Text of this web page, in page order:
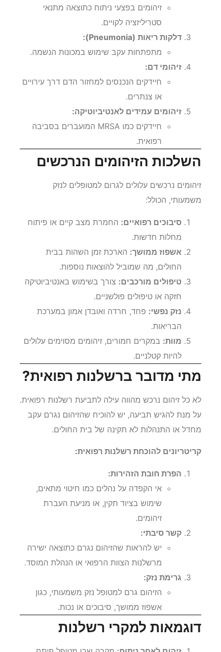
זיהומים בפצעי ניתוח כתוצאה מתנאי
סטריליזציה לקויים.
דלקות ריאות (Pneumonia):
מתפתחות עקב שימוש במכונות הנשמה.
זיהומי דם:
חיידקים הנכנסים למחזור הדם דרך עירויים
או צנתרים.
זיהומים עמידים לאנטיביוטיקה:
חיידקים כמו MRSA המועברים בסביבה
רפואית.
השלכות הזיהומים הנרכשים
זיהומים נרכשים עלולים לגרום למטופלים לנזק
משמעותי, הכולל:
סיבוכים רפואיים: החמרת מצב קיים או פיתוח
מחלות חדשות.
אשפוז ממושך: הארכת זמן השהות בבית
החולים, מה שמוביל להוצאות נוספות.
טיפולים מורכבים: צורך בשימוש באנטיביוטיקה
חזקה או טיפולים פולשניים.
נזק נפשי: פחד, חרדה ואובדן אמון במערכת
הבריאות.
מוות: במקרים חמורים, זיהומים מסוימים עלולים
להיות קטלניים.
מתי מדובר ברשלנות רפואית?
לא כל זיהום נרכש מהווה עילה לתביעת רשלנות רפואית.
על מנת להגיש תביעה, יש להוכיח שהזיהום נגרם עקב
מחדל או התנהלות לא תקינה של בית החולים.
קריטריונים להוכחת רשלנות רפואית:
הפרת חובת הזהירות:
אי הקפדה על נהלים כמו חיטוי מתאים,
שימוש בציוד תקין, או מניעת העברת
זיהומים.
קשר סיבתי:
יש להראות שהזיהום נגרם כתוצאה ישירה
מרשלנות הצוות הרפואי או הנהלת המוסד.
גרימת נזק:
הזיהום גרם למטופל נזק משמעותי, כגון
אשפוז ממושך, סיבוכים או נכות.
דוגמאות למקרי רשלנות